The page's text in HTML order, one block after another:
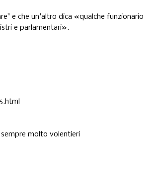
e che un'altro dica «qualche funzionario
e parlamentari».
molto volentieri